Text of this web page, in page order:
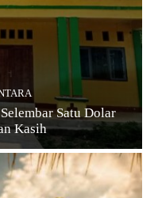
Satu Dolar
Kasih